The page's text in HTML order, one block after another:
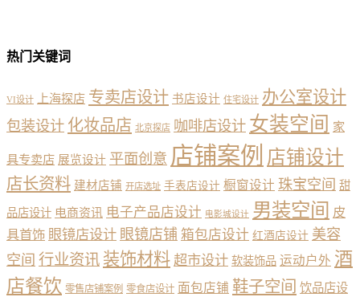
热门关键词
VI设计 上海探店 专卖店设计 书店设计 住宅设计 办公室设计
包装设计 化妆品店 北京探店 咖啡店设计 女装空间 家
具专卖店 展览设计 平面创意 店铺案例 店铺设计
店长资料 建材店铺 开店选址 手表店设计 橱窗设计 珠宝空间 甜
品店设计 电商资讯 电子产品店设计 电影城设计 男装空间 皮
具首饰 眼镜店设计 眼镜店铺 箱包店设计 红酒店设计 美容
空间 行业资讯 装饰材料 超市设计 软装饰品 运动户外 酒
店餐饮 零售店铺案例 零食店设计 面包店铺 鞋子空间 饮品店设